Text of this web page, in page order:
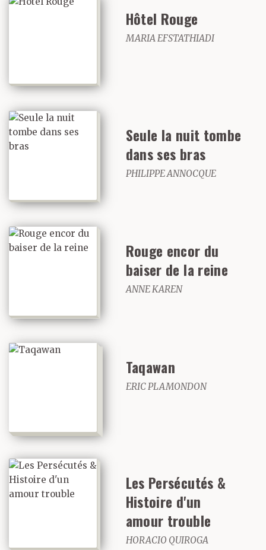
Hôtel Rouge
MARIA EFSTATHIADI
Seule la nuit tombe
dans ses bras
PHILIPPE ANNOCQUE
Rouge encor du
baiser de la reine
ANNE KAREN
Taqawan
ERIC PLAMONDON
Les Persécutés &
Histoire d'un
amour trouble
HORACIO QUIROGA